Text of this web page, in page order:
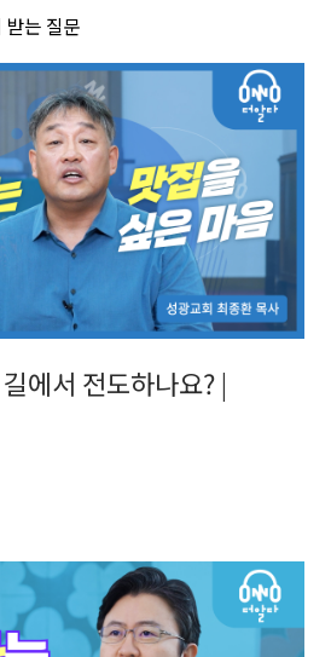
받는 질문
에서 전도하나요? |